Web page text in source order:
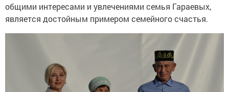
общими интересами и увлечениями семья Гараевых,
является достойным примером семейного счастья.